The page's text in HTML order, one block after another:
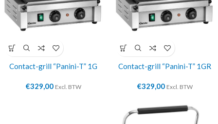
Contact-grill “Panini-T” 1G
€329,00 Excl. BTW
Contact-grill “Panini-T” 1GR
€329,00 Excl. BTW